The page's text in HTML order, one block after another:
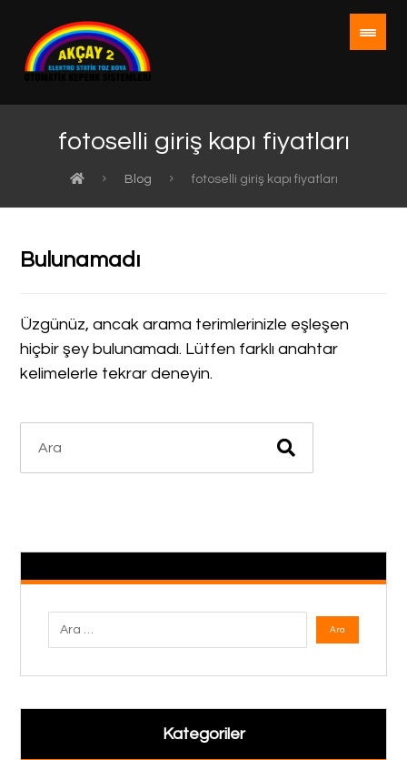
fotoselli giriş kapı fiyatları
Blog fotoselli giriş kapı fiyatları
Bulunamadı
Üzgünüz, ancak arama terimlerinizle eşleşen
hiçbir şey bulunamadı. Lütfen farklı anahtar
kelimelerle tekrar deneyin.
Kategoriler